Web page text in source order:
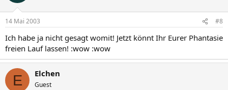
14 Mai 2003 #8
Ich habe ja nicht gesagt womit! Jetzt könnt Ihr Eurer Phantasie
freien Lauf lassen! :wow :wow
E Elchen
Guest